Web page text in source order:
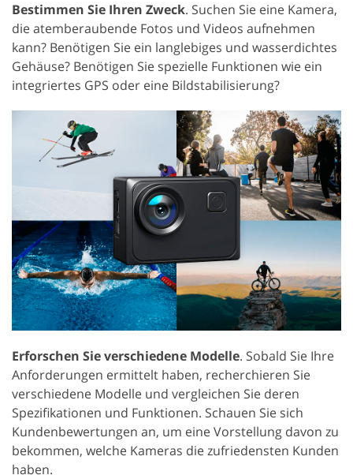
Bestimmen Sie Ihren Zweck. Suchen Sie eine Kamera,
die atemberaubende Fotos und Videos aufnehmen
kann? Benötigen Sie ein langlebiges und wasserdichtes
Gehäuse? Benötigen Sie spezielle Funktionen wie ein
integriertes GPS oder eine Bildstabilisierung?
Erforschen Sie verschiedene Modelle. Sobald Sie Ihre
Anforderungen ermittelt haben, recherchieren Sie
verschiedene Modelle und vergleichen Sie deren
Spezifikationen und Funktionen. Schauen Sie sich
Kundenbewertungen an, um eine Vorstellung davon zu
bekommen, welche Kameras die zufriedensten Kunden
haben.